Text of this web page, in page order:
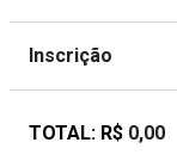
Inscrição
TOTAL: R$ 0,00